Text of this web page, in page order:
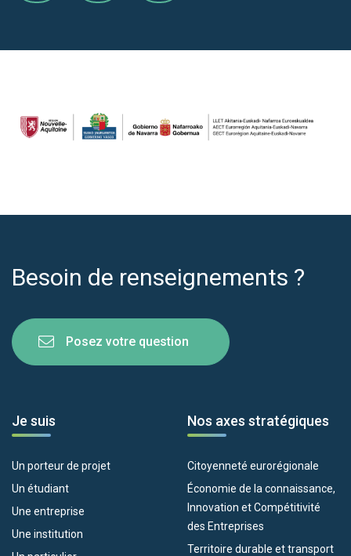
Besoin de renseignements ?
Posez votre question
Je suis
Un porteur de projet
Un étudiant
Une entreprise
Une institution
Nos axes stratégiques
Citoyenneté eurorégionale
Économie de la connaissance,
Innovation et Compétitivité
des Entreprises
Territoire durable et transport